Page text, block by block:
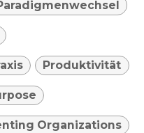
Produktivität
Organizations